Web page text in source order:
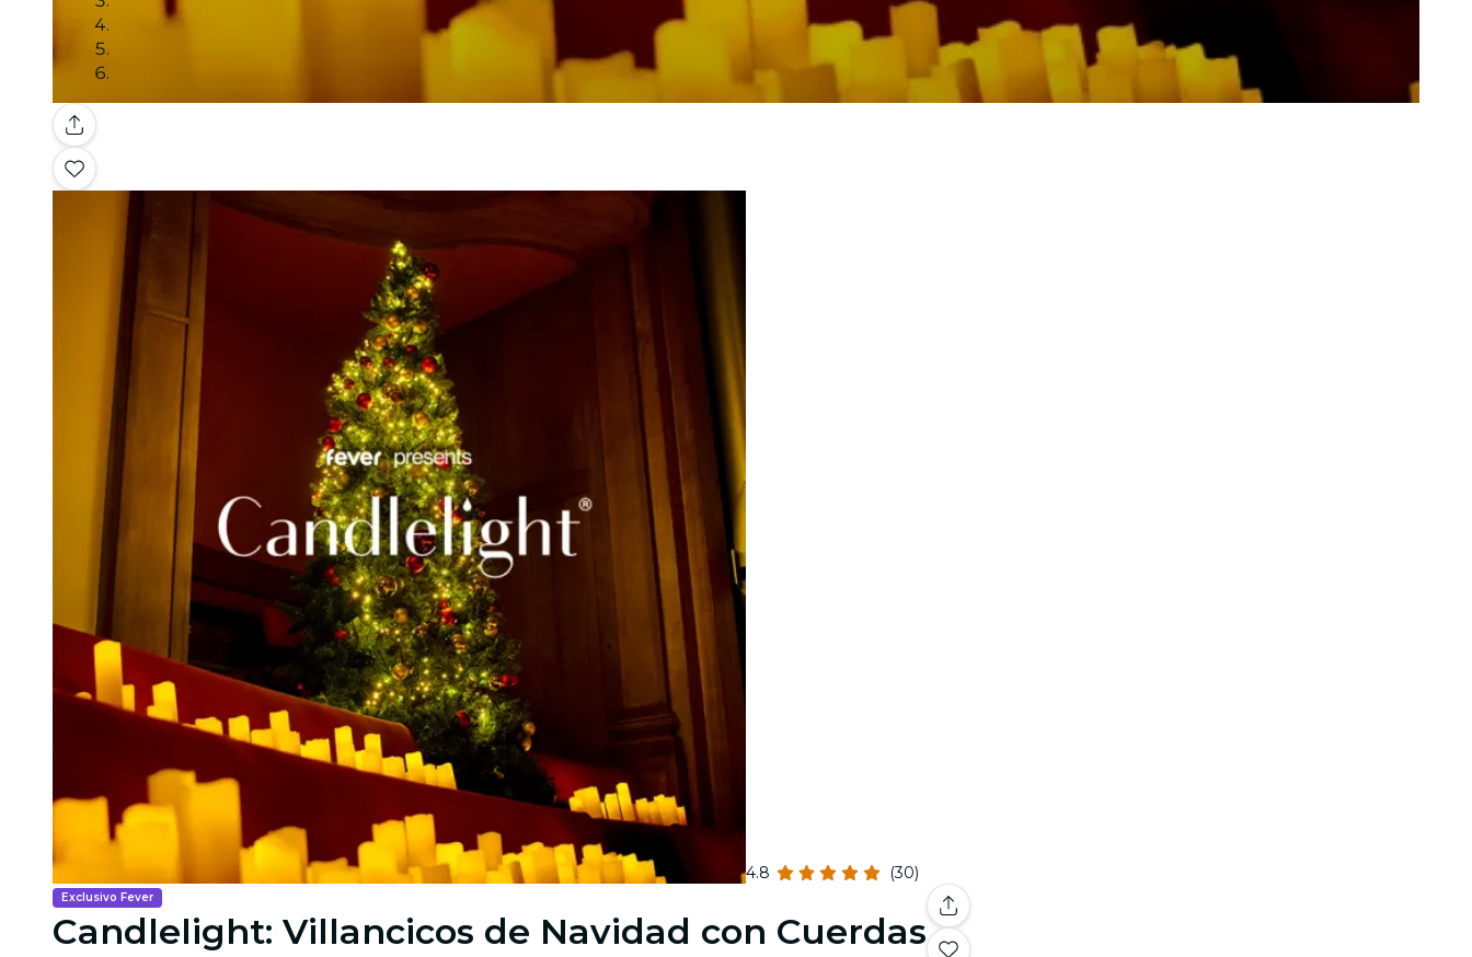
Galería
4.8 (30)
Exclusivo Fever
Candlelight: Villancicos de Navidad con Cuerdas